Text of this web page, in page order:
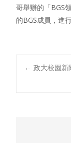
哥舉辦的「BGS
的BGS成員，進
← 政大校園新